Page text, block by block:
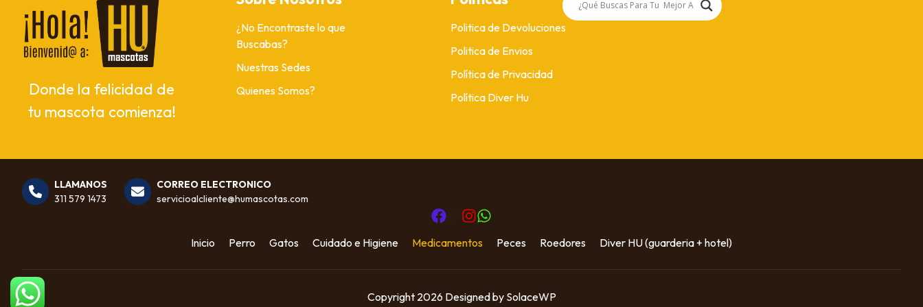
Donde la felicidad de
tu mascota comienza!
¿No Encontraste lo que
Buscabas?
Nuestras Sedes
Quienes Somos?
Politica de Devoluciones
Politica de Envios
Política de Privacidad
Política Diver Hu
LLAMANOS
311 579 1473
CORREO ELECTRONICO
servicioalcliente@humascotas.com
Inicio Perro Gatos Cuidado e Higiene Medicamentos Peces Roedores Diver HU (guarderia + hotel)
Copyright 2026 Designed by SolaceWP